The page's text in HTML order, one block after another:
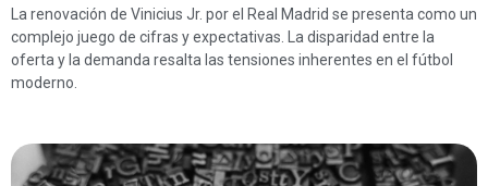
La renovación de Vinicius Jr. por el Real Madrid se presenta como un
complejo juego de cifras y expectativas. La disparidad entre la
oferta y la demanda resalta las tensiones inherentes en el fútbol
moderno.